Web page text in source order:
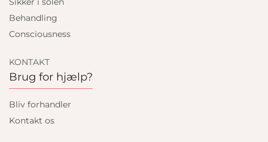
Behandling
Consciousness
KONTAKT
Brug for hjælp?
Bliv forhandler
Kontakt os